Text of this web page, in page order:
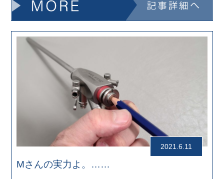
2021.6.11
Mさんの実力よ。……